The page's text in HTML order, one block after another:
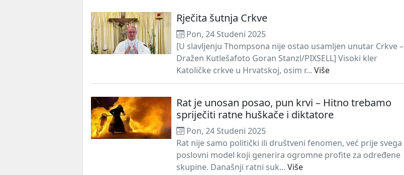
Rječita šutnja Crkve
Pon, 24 Studeni 2025
[U slavljenju Thompsona nije ostao usamljen unutar Crkve –
Dražen Kutlešafoto Goran Stanzl/PIXSELL] Visoki kler
Katoličke crkve u Hrvatskoj, osim r... Više
Rat je unosan posao, pun krvi – Hitno trebamo
spriječiti ratne huškače i diktatore
Pon, 24 Studeni 2025
Rat nije samo politički ili društveni fenomen, već prije svega
poslovni model koji generira ogromne profite za određene
skupine. Današnji ratni suk... Više